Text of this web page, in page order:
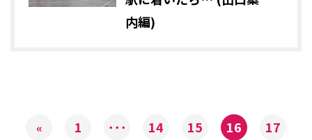
内編)
« 1 ･･･ 14 15 16 17